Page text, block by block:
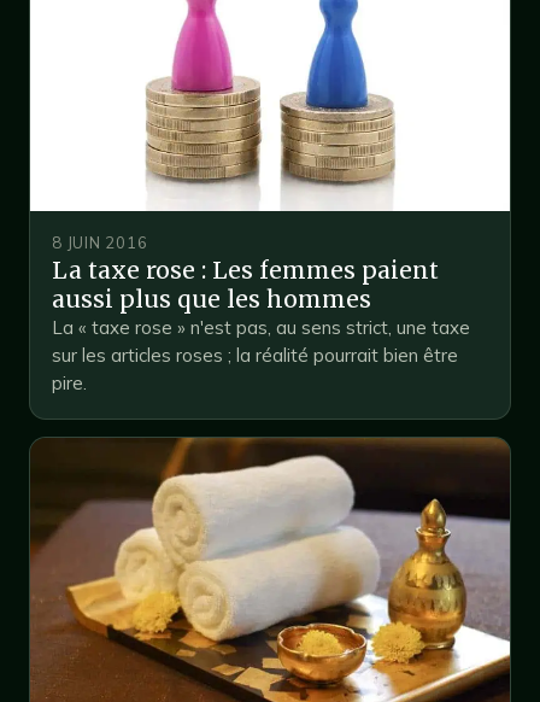
8 JUIN 2016
La taxe rose : Les femmes paient
aussi plus que les hommes
La « taxe rose » n'est pas, au sens strict, une taxe
sur les articles roses ; la réalité pourrait bien être
pire.